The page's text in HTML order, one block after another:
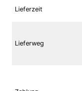
Lieferzeit
Lieferweg